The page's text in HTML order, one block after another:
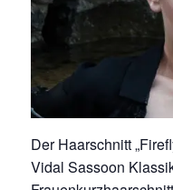
Der Haarschnitt
Vidal Sassoon